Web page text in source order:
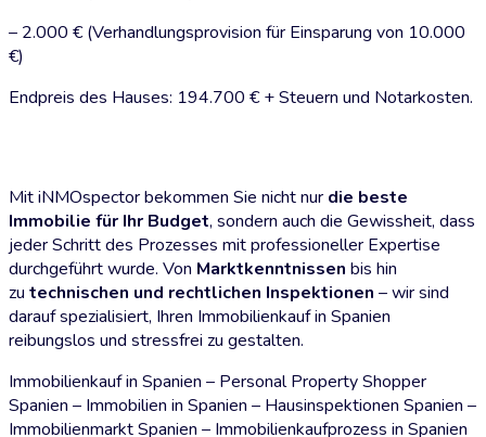
– 2.000 € (Verhandlungsprovision für Einsparung von 10.000
€)
Endpreis des Hauses: 194.700 € + Steuern und Notarkosten.
Mit iNMOspector bekommen Sie nicht nur die beste
Immobilie für Ihr Budget, sondern auch die Gewissheit, dass
jeder Schritt des Prozesses mit professioneller Expertise
durchgeführt wurde. Von Marktkenntnissen bis hin
zu technischen und rechtlichen Inspektionen – wir sind
darauf spezialisiert, Ihren Immobilienkauf in Spanien
reibungslos und stressfrei zu gestalten.
Immobilienkauf in Spanien – Personal Property Shopper
Spanien – Immobilien in Spanien – Hausinspektionen Spanien –
Immobilienmarkt Spanien – Immobilienkaufprozess in Spanien